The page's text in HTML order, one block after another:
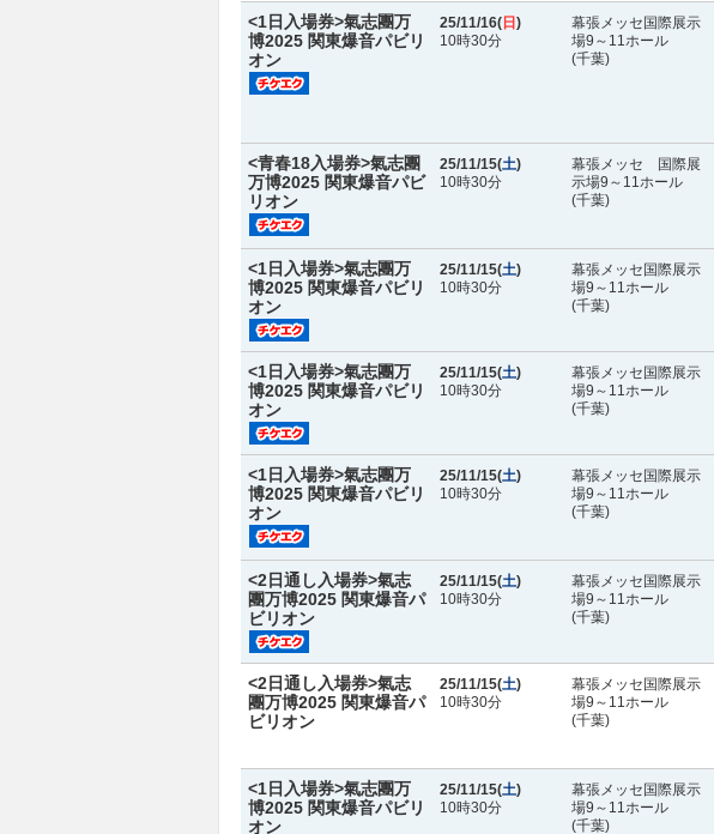
<1日入場券>氣志團万
博2025 関東爆音パビリ
オン
25/11/16( 日 )
10時30分
幕張メッセ国際展示
場9～11ホール
(千葉)
<青春18入場券>氣志團
万博2025 関東爆音パビ
リオン
25/11/15(土)
10時30分
幕張メッセ 国際展
示場9～11ホール
(千葉)
<1日入場券>氣志團万
博2025 関東爆音パビリ
オン
25/11/15(土)
10時30分
幕張メッセ国際展示
場9～11ホール
(千葉)
<1日入場券>氣志團万
博2025 関東爆音パビリ
オン
25/11/15(土)
10時30分
幕張メッセ国際展示
場9～11ホール
(千葉)
<1日入場券>氣志團万
博2025 関東爆音パビリ
オン
25/11/15(土)
10時30分
幕張メッセ国際展示
場9～11ホール
(千葉)
<2日通し入場券>氣志
團万博2025 関東爆音パ
ビリオン
25/11/15(土)
10時30分
幕張メッセ国際展示
場9～11ホール
(千葉)
<2日通し入場券>氣志
團万博2025 関東爆音パ
ビリオン
25/11/15(土)
10時30分
幕張メッセ国際展示
場9～11ホール
(千葉)
<1日入場券>氣志團万
博2025 関東爆音パビリ
オン
25/11/15(土)
10時30分
幕張メッセ国際展示
場9～11ホール
(千葉)